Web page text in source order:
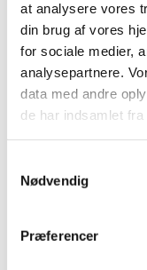
at analysere vores
din brug af vores
for sociale medier,
analysepartnere.
data med andre
de har indsamlet
Nødvendig
Præferencer
juli (13)
juni (12)
maj (10)
april (6)
marts (15)
februar (11)
2025 (158)
2023 (195)